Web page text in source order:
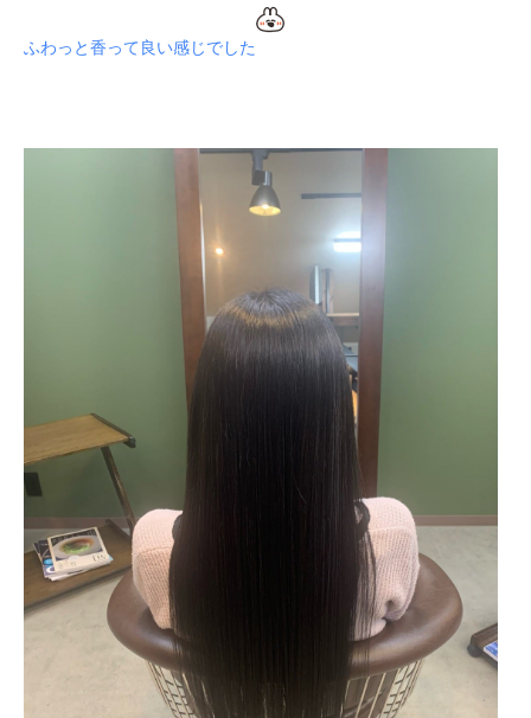
ふわっと香って良い感じでした